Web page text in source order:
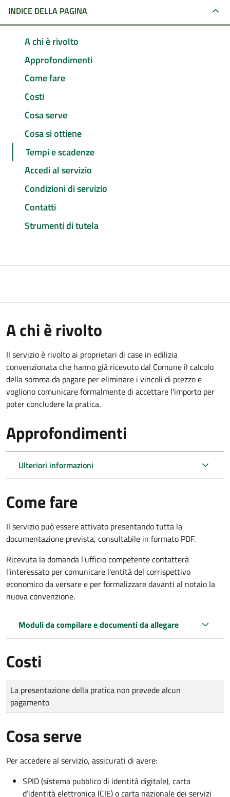
INDICE DELLA PAGINA
A chi è rivolto
Approfondimenti
Come fare
Costi
Cosa serve
Cosa si ottiene
Tempi e scadenze
Accedi al servizio
Condizioni di servizio
Contatti
Strumenti di tutela
A chi è rivolto
Il servizio è rivolto ai proprietari di case in edilizia
convenzionata che hanno già ricevuto dal Comune il calcolo
della somma da pagare per eliminare i vincoli di prezzo e
vogliono comunicare formalmente di accettare l'importo per
poter concludere la pratica.
Approfondimenti
Ulteriori informazioni
Come fare
Il servizio può essere attivato presentando tutta la
documentazione prevista, consultabile in formato PDF.
Ricevuta la domanda l'ufficio competente contatterà
l'interessato per comunicare l'entità del corrispettivo
economico da versare e per formalizzare davanti al notaio la
nuova convenzione.
Moduli da compilare e documenti da allegare
Costi
Tipo di pagamento
Importo
La presentazione della pratica non prevede alcun
pagamento
Cosa serve
Per accedere al servizio, assicurati di avere:
SPID (sistema pubblico di identità digitale), carta
d’identità elettronica (CIE) o carta nazionale dei servizi